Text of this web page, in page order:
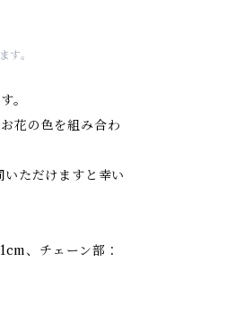
す。
。
花の色を組み合わ
ただけますと幸い
、チェーン部：